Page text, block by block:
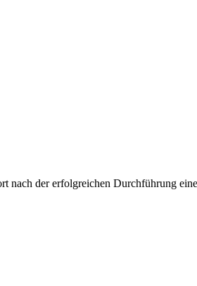
nach der erfolgreichen Durchführung